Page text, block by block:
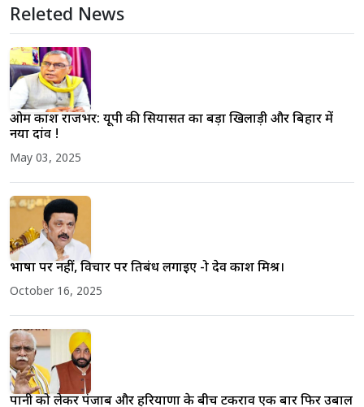
Releted News
ओम प्रकाश राजभर: यूपी की सियासत का बड़ा खिलाड़ी और बिहार में
नया दांव !
May 03, 2025
भाषा पर नहीं, विचार पर प्रतिबंध लगाइए -प्रो देव प्रकाश मिश्र।
October 16, 2025
पानी को लेकर पंजाब और हरियाणा के बीच टकराव एक बार फिर उबाल